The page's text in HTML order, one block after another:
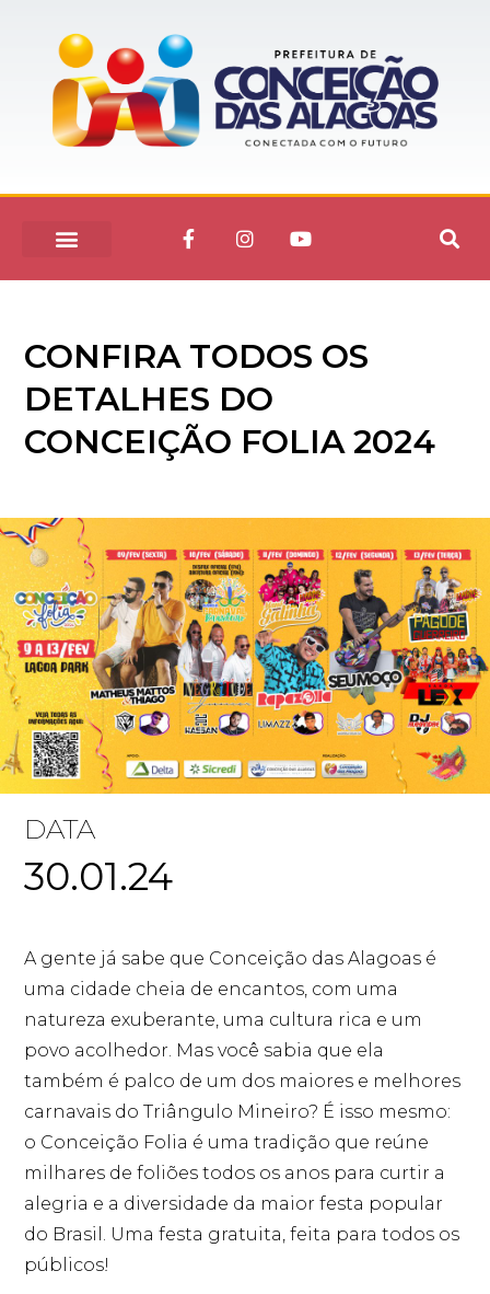
CONFIRA TODOS OS
DETALHES DO
CONCEIÇÃO FOLIA 2024
DATA
30.01.24
A gente já sabe que Conceição das Alagoas é
uma cidade cheia de encantos, com uma
natureza exuberante, uma cultura rica e um
povo acolhedor. Mas você sabia que ela
também é palco de um dos maiores e melhores
carnavais do Triângulo Mineiro? É isso mesmo:
o Conceição Folia é uma tradição que reúne
milhares de foliões todos os anos para curtir a
alegria e a diversidade da maior festa popular
do Brasil. Uma festa gratuita, feita para todos os
públicos!